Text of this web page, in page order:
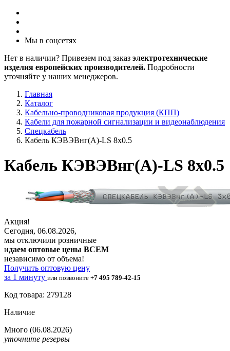
Мы в соцсетях
Нет в наличии? Привезем под заказ электротехнические
изделия европейских производителей. Подробности
уточняйте у наших менеджеров.
Главная
Каталог
Кабельно-проводниковая продукция (КПП)
Кабели для пожарной сигнализации и видеонаблюдения
Спецкабель
Кабель КЭВЭВнг(А)-LS 8х0.5
Кабель КЭВЭВнг(А)-LS 8х0.5
Акция!
Сегодня, 06.08.2026,
мы отключили розничные
идаем оптовые цены ВСЕМ
независимо от объема!
Получить оптовую цену
за 1 минуту или позвоните +7 495 789-42-15
Код товара: 279128
Наличие
Много (06.08.2026)
уточните резервы